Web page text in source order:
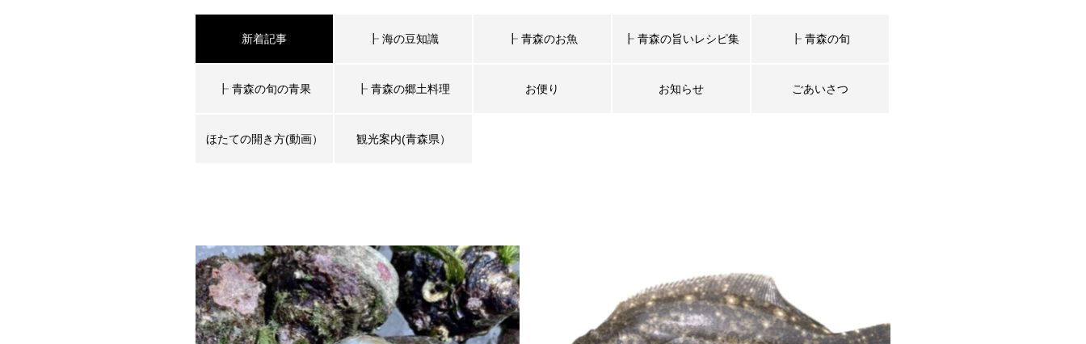
新着記事 ┠ 海の豆知識 ┠ 青森のお魚 ┠ 青森の旨いレシピ集 ┠ 青森の旬
┠ 青森の旬の青果 ┠ 青森の郷土料理 お便り お知らせ ごあいさつ
ほたての開き方(動画） 観光案内(青森県）